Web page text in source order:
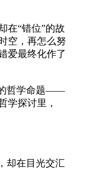
在“错位”的故
空，再怎么努
爱最终化作了
的哲学命题——
学探讨里，
却在目光交汇